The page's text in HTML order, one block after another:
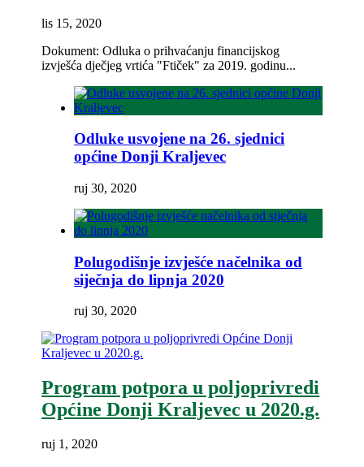
lis 15, 2020
Dokument: Odluka o prihvaćanju financijskog
izvješća dječjeg vrtića "Ftiček" za 2019. godinu...
Odluke usvojene na 26. sjednici
općine Donji Kraljevec
ruj 30, 2020
Polugodišnje izvješće načelnika od
siječnja do lipnja 2020
ruj 30, 2020
Program potpora u poljoprivredi
Općine Donji Kraljevec u 2020.g.
ruj 1, 2020